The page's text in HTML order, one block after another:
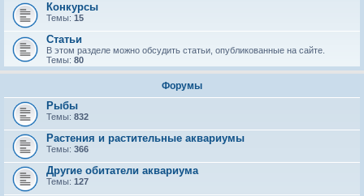
Конкурсы
Темы: 15
Статьи
В этом разделе можно обсудить статьи, опубликованные на сайте.
Темы: 80
Форумы
Рыбы
Темы: 832
Растения и растительные аквариумы
Темы: 366
Другие обитатели аквариума
Темы: 127